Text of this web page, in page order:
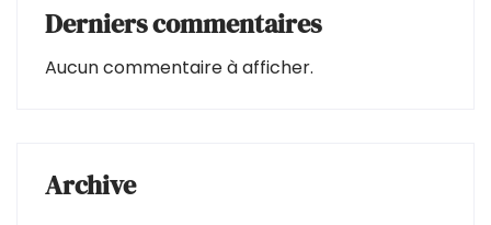
Derniers commentaires
Aucun commentaire à afficher.
Archive